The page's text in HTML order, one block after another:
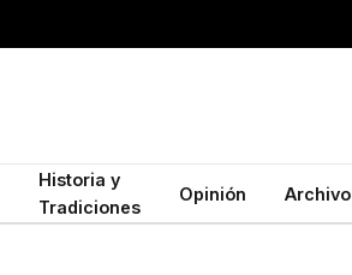
Historia y
Tradiciones
Opinión Archivo